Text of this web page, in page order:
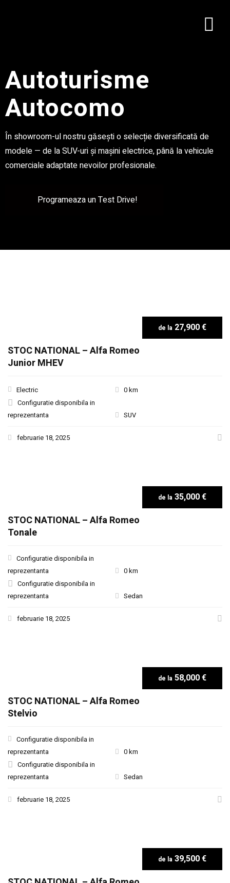
Autoturisme
Autocomo
În showroom-ul nostru găsești o selecție diversificată de
modele — de la SUV-uri și mașini electrice, până la vehicule
comerciale adaptate nevoilor profesionale.
Programeaza un Test Drive!
27,900 €
STOC NATIONAL – Alfa Romeo
Junior MHEV
Electric
0 km
Configuratie disponibila in
reprezentanta
SUV
februarie 18, 2025
35,000 €
STOC NATIONAL – Alfa Romeo
Tonale
Configuratie disponibila in
reprezentanta
0 km
Configuratie disponibila in
reprezentanta
Sedan
februarie 18, 2025
58,000 €
STOC NATIONAL – Alfa Romeo
Stelvio
Configuratie disponibila in
reprezentanta
0 km
Configuratie disponibila in
reprezentanta
Sedan
februarie 18, 2025
39,500 €